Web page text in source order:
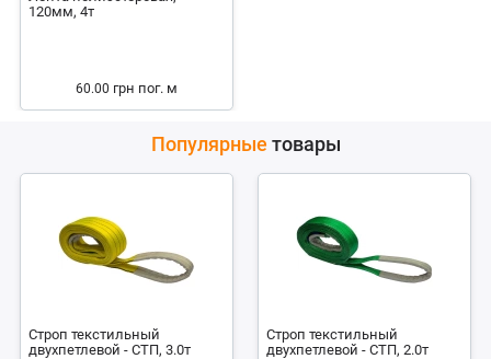
120мм, 4т
60.00 грн пог. м
Популярные товары
Строп текстильный
двухпетлевой - СТП, 3.0т
Строп текстильный
двухпетлевой - СТП, 2.0т